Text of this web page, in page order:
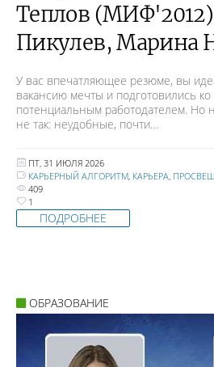
Теплов
Пикулев, Марина
У вас впечатляющее резюме, вы
вакансию мечты и подготовились ко
потенциальным работодателем.
не так: неудобные, почти…
ПТ, 31 ИЮЛЯ 2026
КАРЬЕРНЫЙ АЛГОРИТМ КАРЬЕРА
409
1
ПОДРОБНЕЕ
ОБРАЗОВАНИЕ